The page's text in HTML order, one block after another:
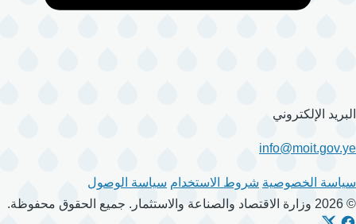
البريد الإلكتروني
info@moit.gov.ye
سياسة الخصوصية شروط الاستخدام سياسة الوصول
© 2026 وزارة الاقتصاد والصناعة والاستثمار. جميع الحقوق محفوظة.